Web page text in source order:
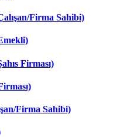
Firma Sahibi)
Firması)
Firma Sahibi)